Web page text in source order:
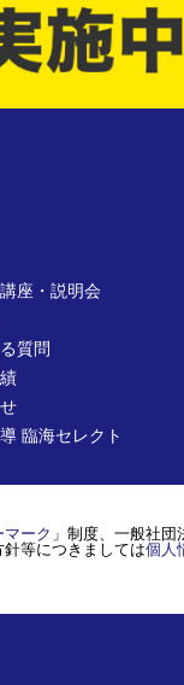
座・説明会
質問
臨海セレクト
マーク 」制度、一般社団
等につきましては個人